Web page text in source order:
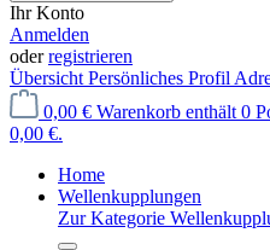
Ihr Konto
Anmelden
oderregistrieren
Übersicht Persönliches Profil
0,00 € Warenkorb enthält 0
0,00 €.
Home
Wellenkupplungen
Zur Kategorie